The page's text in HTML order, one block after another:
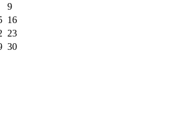
9
16
23
30